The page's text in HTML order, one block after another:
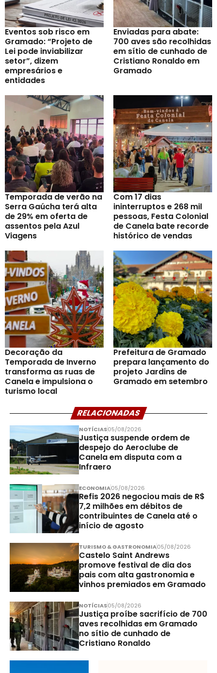
Eventos sob risco em
Gramado: “Projeto de
Lei pode inviabilizar
setor”, dizem
empresários e
entidades
Enviadas para abate:
700 aves são recolhidas
em sítio de cunhado de
Cristiano Ronaldo em
Gramado
Temporada de verão na
Serra Gaúcha terá alta
de 29% em oferta de
assentos pela Azul
Viagens
Com 17 dias
ininterruptos e 268 mil
pessoas, Festa Colonial
de Canela bate recorde
histórico de vendas
Decoração da
Temporada de Inverno
transforma as ruas de
Canela e impulsiona o
turismo local
Prefeitura de Gramado
prepara lançamento do
projeto Jardins de
Gramado em setembro
RELACIONADAS
NOTÍCIAS05/08/2026
Justiça suspende ordem de
despejo do Aeroclube de
Canela em disputa com a
Infraero
ECONOMIA05/08/2026
Refis 2026 negociou mais de R$
7,2 milhões em débitos de
contribuintes de Canela até o
início de agosto
TURISMO & GASTRONOMIA05/08/2026
Castelo Saint Andrews
promove festival de dia dos
pais com alta gastronomia e
vinhos premiados em Gramado
NOTÍCIAS05/08/2026
Justiça proíbe sacrifício de 700
aves recolhidas em Gramado
no sítio de cunhado de
Cristiano Ronaldo